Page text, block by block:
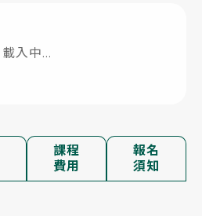
載入中...
課程
費用
報名
須知